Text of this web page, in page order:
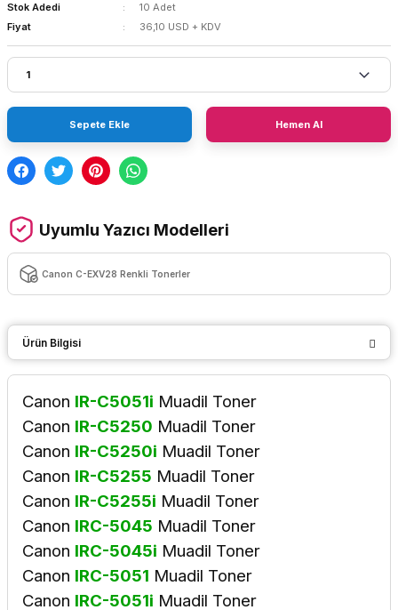
Stok Adedi
10 Adet
Fiyat
36,10 USD + KDV
Sepete Ekle Hemen Al
Uyumlu Yazıcı Modelleri
Canon C-EXV28 Renkli Tonerler
Ürün Bilgisi
Canon IR-C5051i Muadil Toner
Canon IR-C5250 Muadil Toner
Canon IR-C5250i Muadil Toner
Canon IR-C5255 Muadil Toner
Canon IR-C5255i Muadil Toner
Canon IRC-5045 Muadil Toner
Canon IRC-5045i Muadil Toner
Canon IRC-5051 Muadil Toner
Canon IRC-5051i Muadil Toner